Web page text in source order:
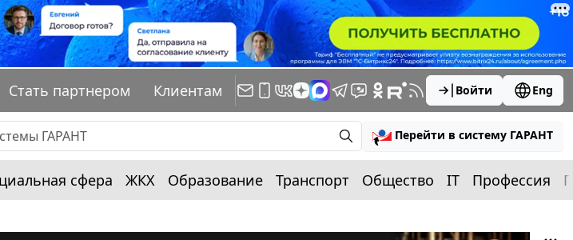
Стать партнером Клиентам Войти Eng
Перейти в систему ГАРАНТ
сфера ЖКХ Образование Транспорт Общество IT Профессия